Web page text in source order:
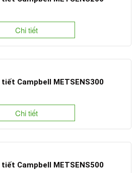
Chi tiết
Campbell METSENS300
Chi tiết
Campbell METSENS500